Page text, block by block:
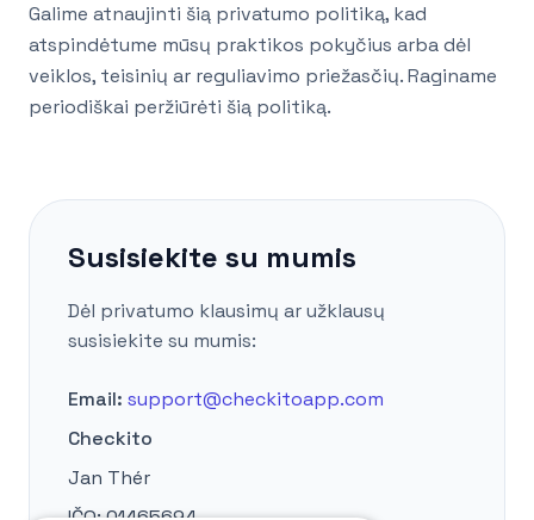
Galime atnaujinti šią privatumo politiką, kad
atspindėtume mūsų praktikos pokyčius arba dėl
veiklos, teisinių ar reguliavimo priežasčių. Raginame
periodiškai peržiūrėti šią politiką.
Susisiekite su mumis
Dėl privatumo klausimų ar užklausų
susisiekite su mumis:
Email: support@checkitoapp.com
Checkito
Jan Thér